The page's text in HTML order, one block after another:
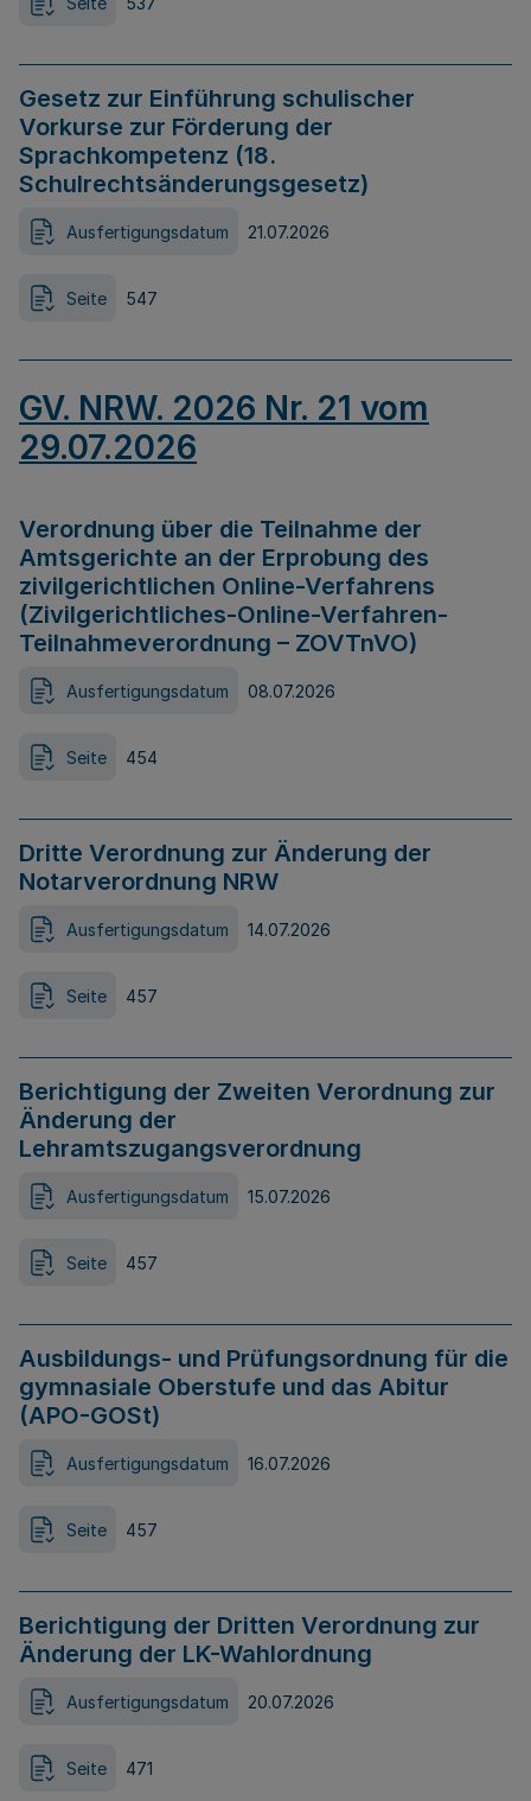
Gesetz zur Einführung schulischer
Vorkurse zur Förderung der
Sprachkompetenz (18.
Schulrechtsänderungsgesetz)
Ausfertigungsdatum 21.07.2026
Seite 547
GV. NRW. 2026 Nr. 21 vom
29.07.2026
Verordnung über die Teilnahme der
Amtsgerichte an der Erprobung des
zivilgerichtlichen Online-Verfahrens
(Zivilgerichtliches-Online-Verfahren-
Teilnahmeverordnung – ZOVTnVO)
Ausfertigungsdatum 08.07.2026
Seite 454
Dritte Verordnung zur Änderung der
Notarverordnung NRW
Ausfertigungsdatum 14.07.2026
Seite 457
Berichtigung der Zweiten Verordnung zur
Änderung der
Lehramtszugangsverordnung
Ausfertigungsdatum 15.07.2026
Seite 457
Ausbildungs- und Prüfungsordnung für die
gymnasiale Oberstufe und das Abitur
(APO-GOSt)
Ausfertigungsdatum 16.07.2026
Seite 457
Berichtigung der Dritten Verordnung zur
Änderung der LK-Wahlordnung
Ausfertigungsdatum 20.07.2026
Seite 471